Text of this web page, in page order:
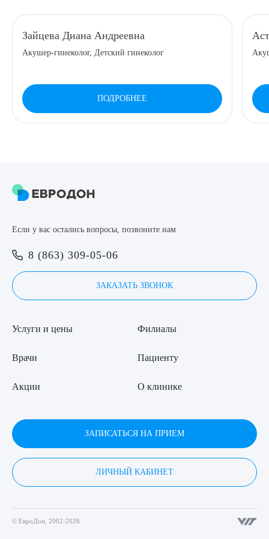
ЗАКАЗАТЬ ЗВОНОК
Зайцева Диана Андреевна
Акушер-гинеколог, Детский гинеколог
ПОДРОБНЕЕ
Если у вас остались вопросы, позвоните нам
8 (863) 309-05-06
ЗАКАЗАТЬ ЗВОНОК
Услуги и цены
Врачи
Акции
Филиалы
Пациенту
О клинике
ЗАПИСАТЬСЯ НА ПРИЕМ
ЛИЧНЫЙ КАБИНЕТ
© ЕвроДон, 2002-2026
ОТПРАВИТЬ
Я даю согласие наобработку персональных данных